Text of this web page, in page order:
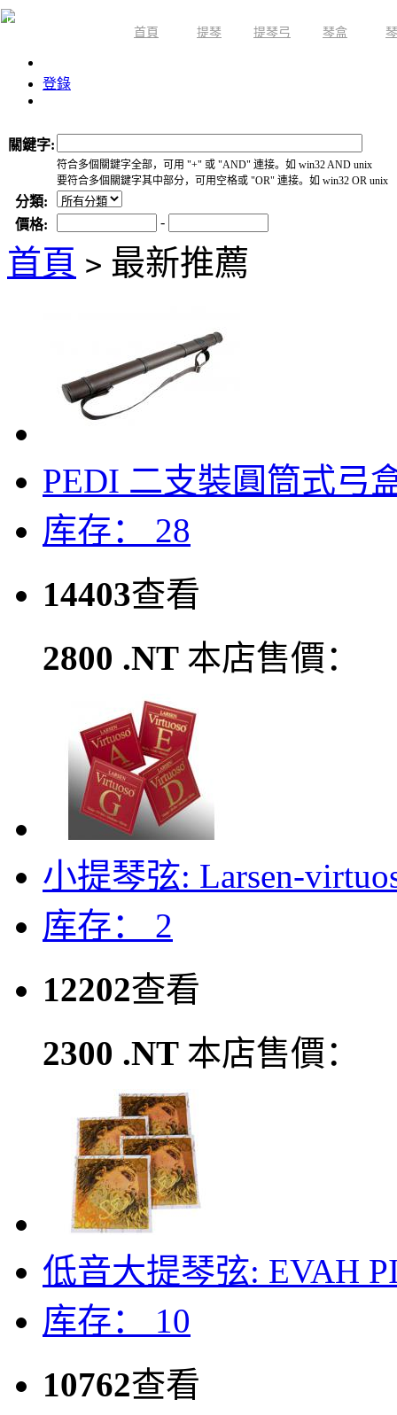
首頁 提琴 提琴弓 琴盒
登錄
關鍵字:
符合多個關鍵字全部，可用 "+" 或 "AND" 連接。如 win32 AND unix
要符合多個關鍵字其中部分，可用空格或 "OR" 連接。如 win32 OR unix
分類:
價格:
-
首頁 > 最新推薦
PEDI 二支裝圓筒式弓
库存： 28
14403查看
2800 .NT 本店售價：
小提琴弦: Larsen-
库存： 2
12202查看
2300 .NT 本店售價：
低音大提琴弦: EVAH
库存： 10
10762查看